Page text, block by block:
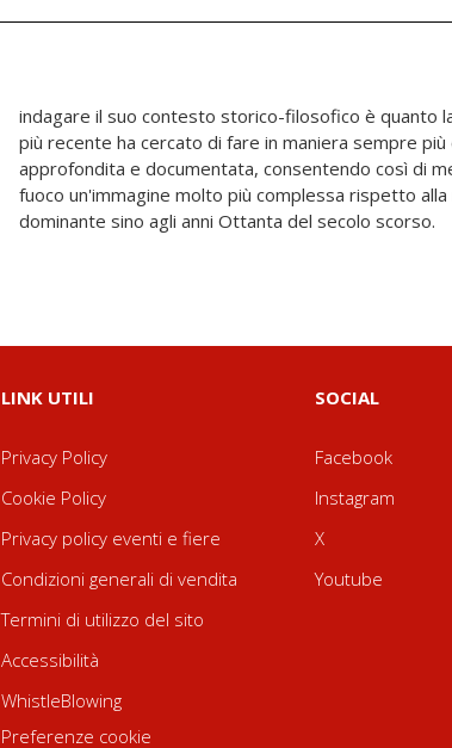
dominante sino agli anni Ottanta del secolo scorso.
LINK UTILI
Privacy Policy
Cookie Policy
Privacy policy eventi e fiere
Condizioni generali di vendita
Termini di utilizzo del sito
Accessibilità
WhistleBlowing
Preferenze cookie
SOCIAL
Facebook
Instagram
X
Youtube